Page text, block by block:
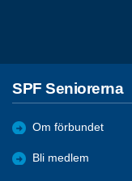
SPF Seniorerna
Om förbundet
Bli medlem